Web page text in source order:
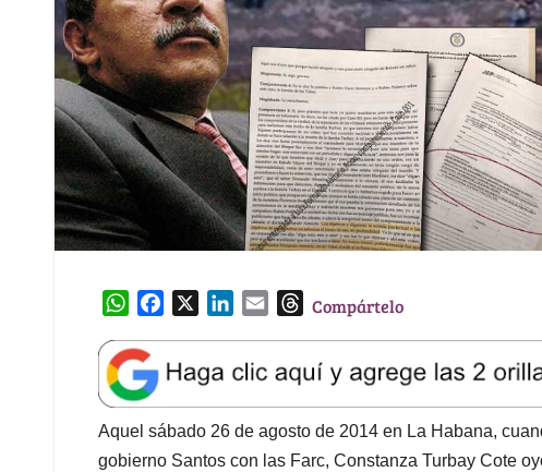
W
a
t
s
A
p
e
b
o
o
k
e
d
I
l
T
e
a
d
s
Compártelo
Aquel sábado 26 de agosto de 2014 en La Habana,
gobierno Santos con las Farc, Constanza Turbay Cote